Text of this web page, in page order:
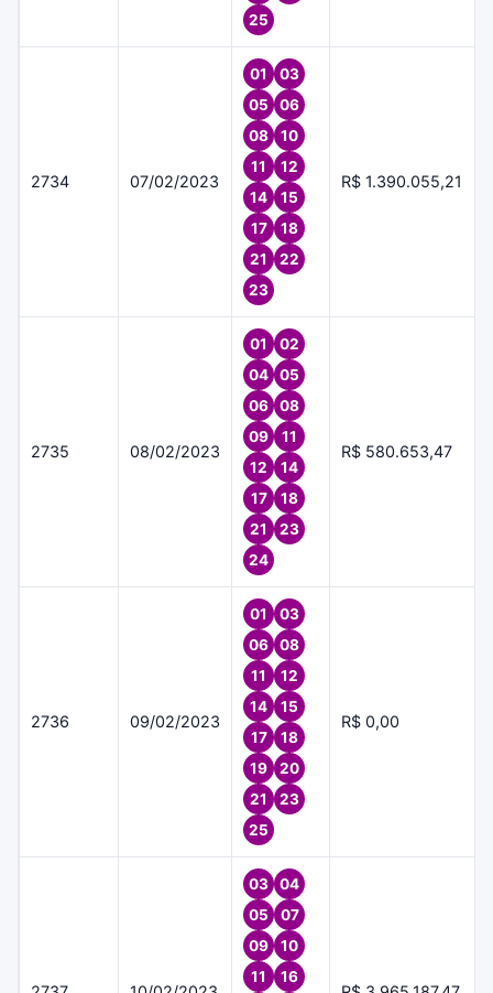
25
2734 07/02/2023
01
03
05
06
08
10
11
12
14
15
17
18
21
22
23
R$ 1.390.055,21
2735 08/02/2023
01
02
04
05
06
08
09
11
12
14
17
18
21
23
24
R$ 580.653,47
2736 09/02/2023
01
03
06
08
11
12
14
15
17
18
19
20
21
23
25
R$ 0,00
03
04
05
07
09
10
11
16